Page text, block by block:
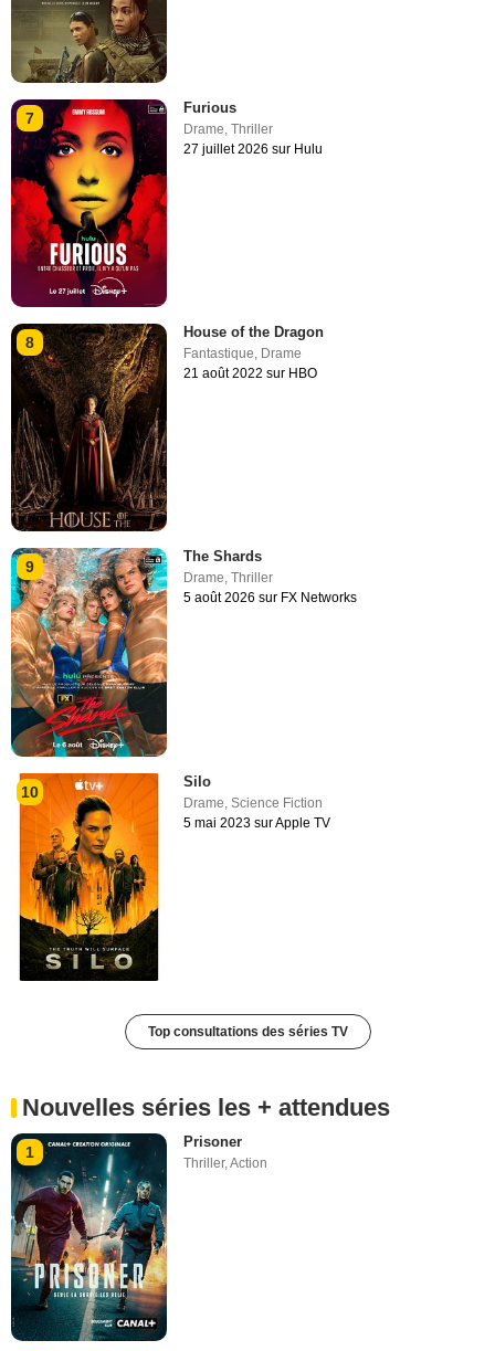
7
Furious
Drame ,Thriller
27 juillet 2026 sur Hulu
8
House of the Dragon
Fantastique, Drame
21 août 2022 sur HBO
9
The Shards
Drame,Thriller
5 août 2026 sur FX Networks
10
Silo
Drame ,Science Fiction
5 mai 2023 sur Apple TV
Top consultations des séries TV
Nouvelles séries les + attendues
1
Prisoner
Thriller,Action